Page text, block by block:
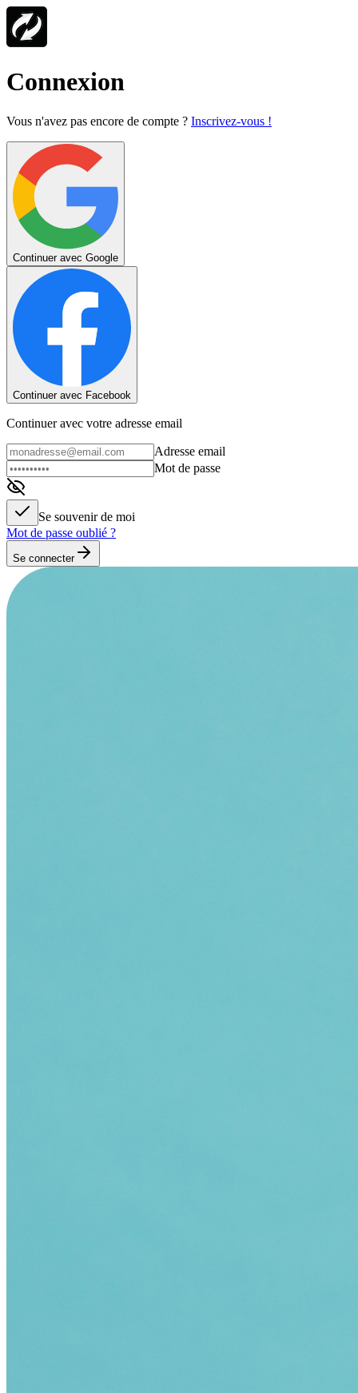
Connexion
Vous n'avez pas encore de compte ? Inscrivez-vous !
Continuer avec Google
Continuer avec Facebook
Continuer avec votre adresse email
Adresse email
Mot de passe
Se souvenir de moi
Mot de passe oublié ?
Se connecter